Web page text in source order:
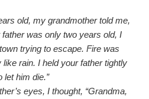
old, my grandmother told me,
was only two years old, I
trying to escape. Fire was
rain. I held your father tightly
let him die.”
eyes, I thought, “Grandma,